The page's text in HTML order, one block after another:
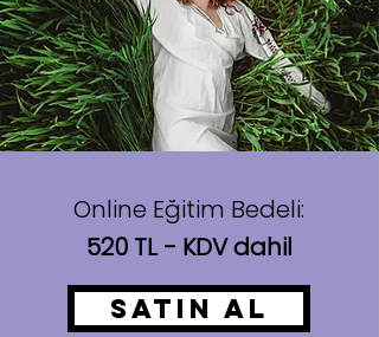
Online Eğitim Bedeli:
520 TL - KDV dahil
SATIN AL